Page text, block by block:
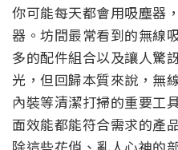
你可能每天都會用吸塵器
器。坊間最常看到的無線
多的配件組合以及讓人驚
光，但回歸本質來說，無
內裝等清潔打掃的重要工
面效能都能符合需求的產